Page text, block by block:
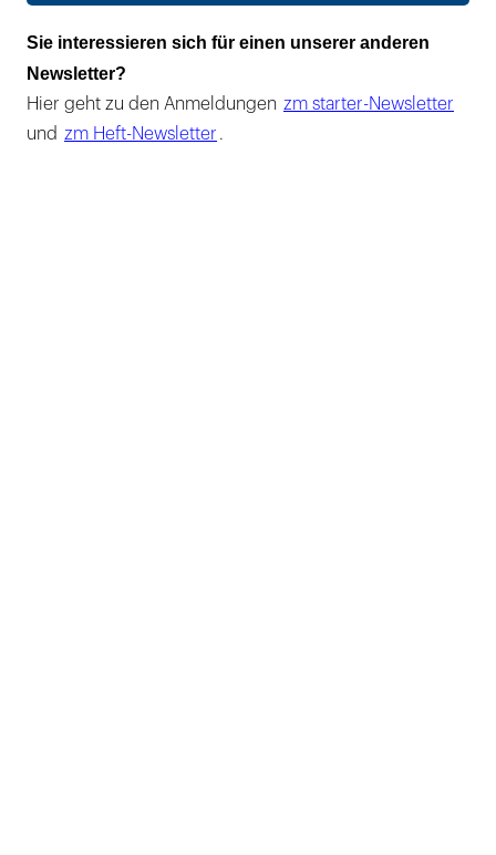
Sie interessieren sich für einen unserer anderen
Newsletter?
Hier geht zu den Anmeldungen zm starter-Newsletter
und zm Heft-Newsletter .